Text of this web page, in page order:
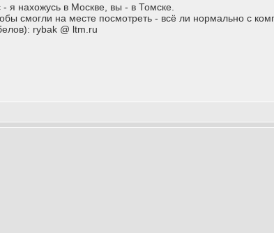
я нахожусь в Москве, вы - в Томске.
смогли на месте посмотреть - всё ли нормально с
rybak @ ltm.ru